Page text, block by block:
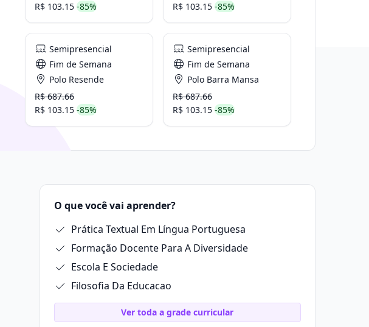
R$ 103.15 -85%
R$ 103.15 -85%
Semipresencial
Fim de Semana
Polo Resende
R$ 687.66
R$ 103.15 -85%
Semipresencial
Fim de Semana
Polo Barra Mansa
R$ 687.66
R$ 103.15 -85%
O que você vai aprender?
Prática Textual Em Língua Portuguesa
Formação Docente Para A Diversidade
Escola E Sociedade
Filosofia Da Educacao
Ver toda a grade curricular